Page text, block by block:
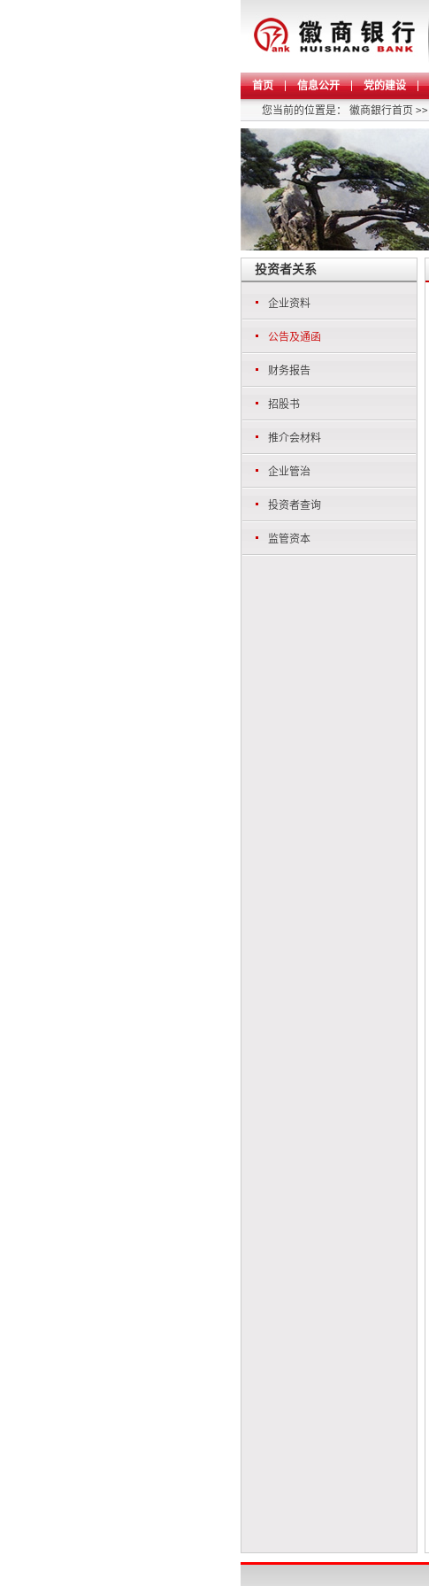
首页 信息公开 党的建设
您当前的位置是： 徽商銀行首页 >>
投资者关系
企业资料
公告及通函
财务报告
招股书
推介会材料
企业管治
投资者查询
监管资本